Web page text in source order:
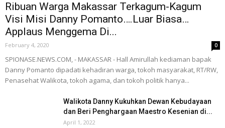
Ribuan Warga Makassar Terkagum-Kagum
Visi Misi Danny Pomanto….Luar Biasa…
Applaus Menggema Di...
February 4, 2020 0
SPIONASE.NEWS.COM, - MAKASSAR - Hall Amirullah kediaman bapak
Danny Pomanto dipadati kehadiran warga, tokoh masyarakat, RT/RW,
Penasehat Walikota, tokoh agama, dan tokoh politik hanya...
Walikota Danny Kukuhkan Dewan Kebudayaan
dan Beri Penghargaan Maestro Kesenian di...
April 1, 2022